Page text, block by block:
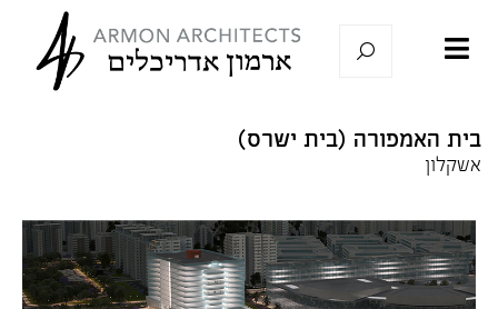
בית האמפורה (בית ישרס)
אשקלון